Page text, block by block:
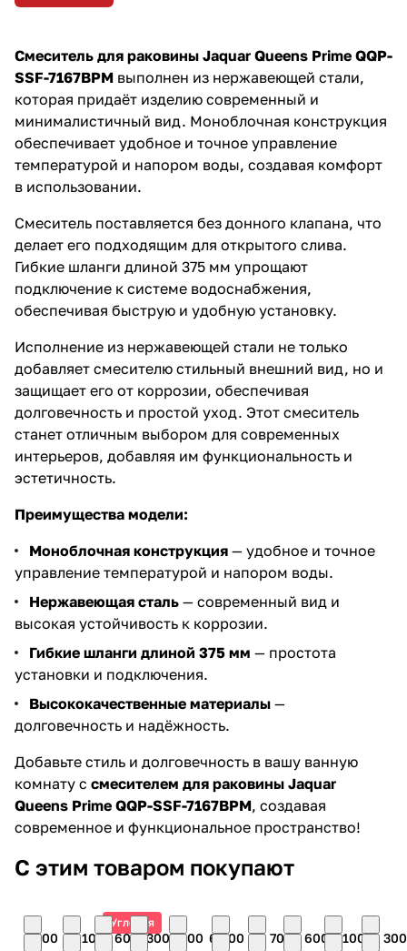
Смеситель для раковины Jaquar Queens Prime QQP-
SSF-7167BPM выполнен из нержавеющей стали,
которая придаёт изделию современный и
минималистичный вид. Моноблочная конструкция
обеспечивает удобное и точное управление
температурой и напором воды, создавая комфорт
в использовании.
Смеситель поставляется без донного клапана, что
делает его подходящим для открытого слива.
Гибкие шланги длиной 375 мм упрощают
подключение к системе водоснабжения,
обеспечивая быструю и удобную установку.
Исполнение из нержавеющей стали не только
добавляет смесителю стильный внешний вид, но и
защищает его от коррозии, обеспечивая
долговечность и простой уход. Этот смеситель
станет отличным выбором для современных
интерьеров, добавляя им функциональность и
эстетичность.
Преимущества модели:
Моноблочная конструкция — удобное и точное
управление температурой и напором воды.
Нержавеющая сталь — современный вид и
высокая устойчивость к коррозии.
Гибкие шланги длиной 375 мм — простота
установки и подключения.
Высококачественные материалы —
долговечность и надёжность.
Добавьте стиль и долговечность в вашу ванную
комнату с смесителем для раковины Jaquar
Queens Prime QQP-SSF-7167BPM, создавая
современное и функциональное пространство!
С этим товаром покупают
3 200 22 100
Угловая
9 6009 3007 300 6 200 23 70011 60020 10020 300